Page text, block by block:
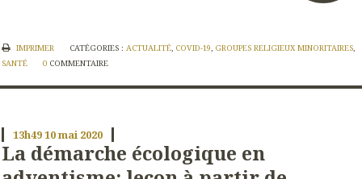
IMPRIMER CATÉGORIES : ACTUALITÉ, COVID-19, GROUPES RELIGIEUX MINORITAIRES,
SANTÉ
0 COMMENTAIRE
13h4910mai 2020
La démarche écologique en